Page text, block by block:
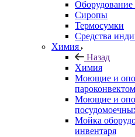
Оборудование
Сиропы
Термосумки
Средства
Химия
Назад
Химия
Моющие и
Моющие и
Мойка
инвентаря